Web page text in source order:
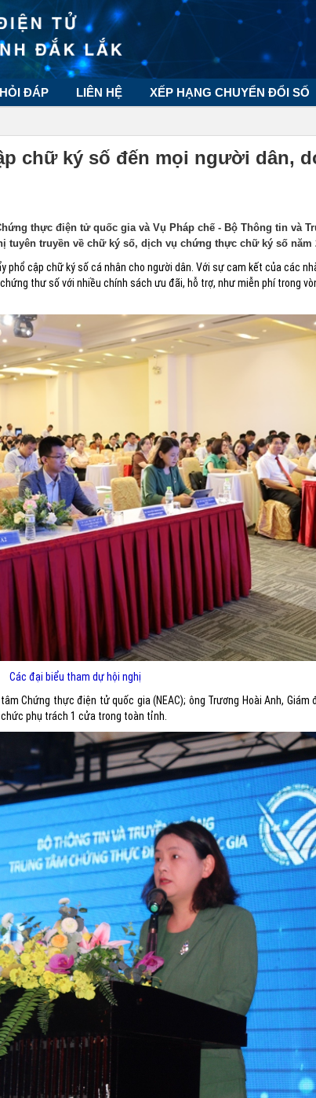
HỎI ĐÁP LIÊN HỆ XẾP HẠNG CHUYỂN ĐỔI SỐ
chữ ký số đến mọi người dân,
thực điện tử quốc gia và Vụ Pháp chế - Bộ Thông tin và
truyền về chữ ký số, dịch vụ chứng thực chữ ký số năm
cập chữ ký số cá nhân cho người dân. Với sự cam kết của các
thư số với nhiều chính sách ưu đãi, hỗ trợ, như miễn phí trong
Các đại biểu tham dự hội nghị
Chứng thực điện tử quốc gia (NEAC); ông Trương Hoài Anh, Giám
phụ trách 1 cửa trong toàn tỉnh.